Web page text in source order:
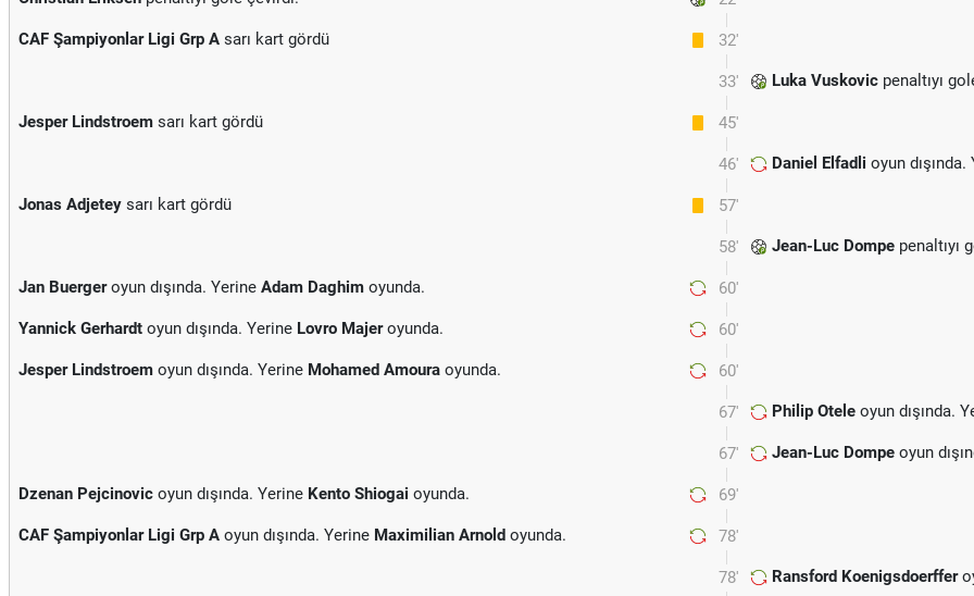
32'
CAF Şampiyonlar Ligi Grp A sarı kart gördü
33' Luka Vuskovic penaltıyı
45'
Jesper Lindstroem sarı kart gördü
46' Daniel Elfadli oyun
57'
Jonas Adjetey sarı kart gördü
58' Jean-Luc Dompe penaltıyı
60'
Jan Buergeroyun dışında. Yerine Adam Daghim oyunda.
60'
Yannick Gerhardt oyun dışında. Yerine Lovro Majeroyunda.
60'
Jesper Lindstroem oyun dışında. Yerine Mohamed Amoura oyunda.
67' Philip Otele oyun dışında.
67' Jean-Luc Dompe oyun
69'
Dzenan Pejcinovic oyun dışında. Yerine Kento Shiogai oyunda.
78'
CAF Şampiyonlar Ligi Grp A oyun dışında. Yerine Maximilian Arnold oyunda.
78' Ransford Koenigsdoerffer